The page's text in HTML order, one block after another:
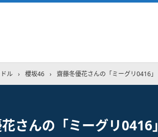
ル › 櫻坂46 › 齋藤冬優花さんの「ミーグリ0416」
さんの「ミーグリ0416」